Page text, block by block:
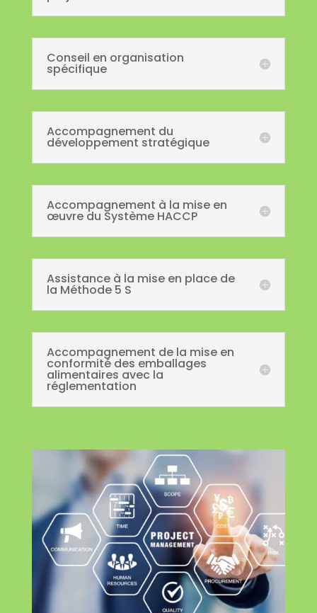
Conseil en organisation
spécifique
Accompagnement du
développement stratégique
Accompagnement à la mise en
œuvre du Système HACCP
Assistance à la mise en place de
la Méthode 5 S
Accompagnement de la mise en
conformité des emballages
alimentaires avec la
réglementation